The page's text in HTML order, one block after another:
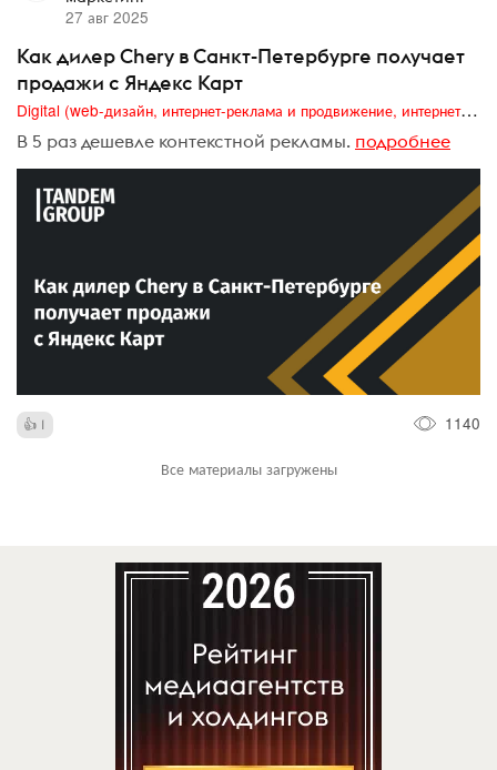
27 авг 2025
Как дилер Chery в Санкт-Петербурге получает
продажи с Яндекс Карт
Digital (web-дизайн, интернет-реклама и продвижение, интернет-сообщества и блоги, интернет-коммуникации, мобильный маркетинг, реклама на цифровых экранах)
В 5 раз дешевле контекстной рекламы. подробнее
1 1140
Все материалы загружены